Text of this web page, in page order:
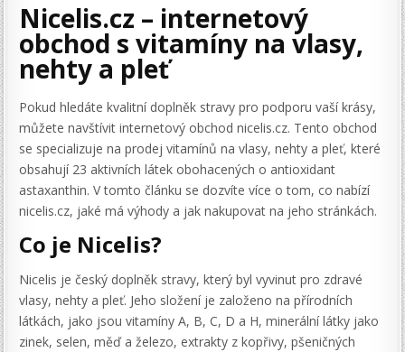
Nicelis.cz – internetový
obchod s vitamíny na vlasy,
nehty a pleť
Pokud hledáte kvalitní doplněk stravy pro podporu vaší krásy,
můžete navštívit internetový obchod nicelis.cz. Tento obchod
se specializuje na prodej vitamínů na vlasy, nehty a pleť, které
obsahují 23 aktivních látek obohacených o antioxidant
astaxanthin. V tomto článku se dozvíte více o tom, co nabízí
nicelis.cz, jaké má výhody a jak nakupovat na jeho stránkách.
Co je Nicelis?
Nicelis je český doplněk stravy, který byl vyvinut pro zdravé
vlasy, nehty a pleť. Jeho složení je založeno na přírodních
látkách, jako jsou vitamíny A, B, C, D a H, minerální látky jako
zinek, selen, měď a železo, extrakty z kopřivy, pšeničných